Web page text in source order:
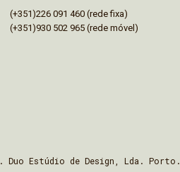
(+351)226 091 460 (rede fixa)
(+351)930 502 965 (rede móvel)
Duo Estúdio de Design, Lda. Porto.